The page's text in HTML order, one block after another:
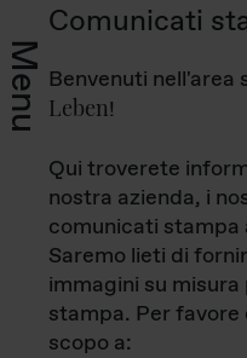
Menu
Comunicati
Benvenuti nell'area
Leben!
Qui troverete
nostra azienda, i
comunicati stampa
Saremo lieti di
immagini su
stampa. Per
scopo a: